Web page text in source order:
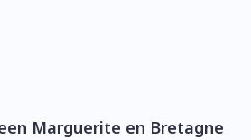
Marguerite en Bretagne